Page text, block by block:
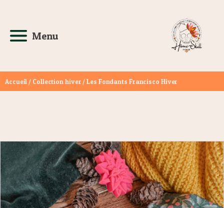
Menu
Accueil / Collection hiver / Les Fondants Francisco Hiver